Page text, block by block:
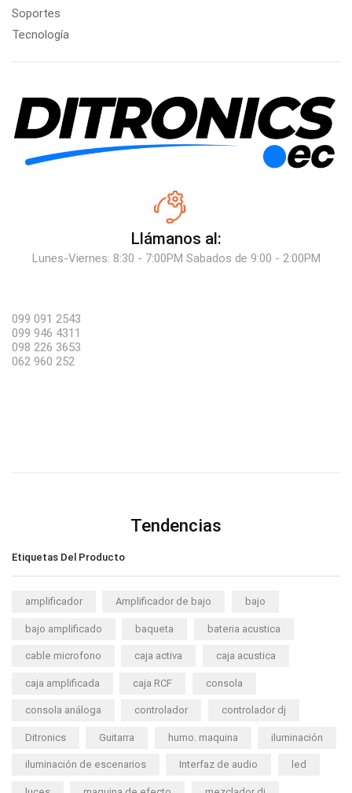
Soportes
Tecnología
Llámanos al:
Lunes-Viernes: 8:30 - 7:00PM Sabados de 9:00 - 2:00PM
099 091 2543
099 946 4311
098 226 3653
062 960 252
Tendencias
Etiquetas Del Producto
amplificador Amplificador de bajo bajo
bajo amplificado baqueta bateria acustica
cable microfono caja activa caja acustica
caja amplificada caja RCF consola
consola análoga controlador controlador dj
Ditronics Guitarra humo. maquina iluminación
iluminación de escenarios Interfaz de audio led